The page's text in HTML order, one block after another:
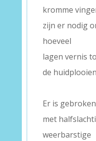
kromme
zijn er nodig
hoeveel
lagen vernis
de
Er is gebroken
met
weerbarstige